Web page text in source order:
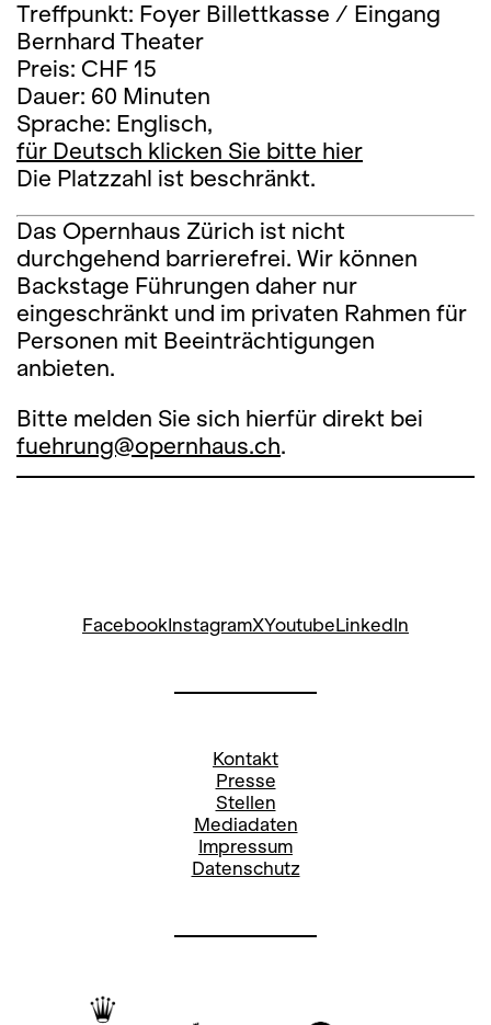
Treffpunkt: Foyer Billettkasse / Eingang
Bernhard Theater
Preis: CHF 15
Dauer: 60 Minuten
Sprache: Englisch,
für Deutsch klicken Sie bitte hier
Die Platzzahl ist beschränkt.
Das Opernhaus Zürich ist nicht
durchgehend barrierefrei. Wir können
Backstage Führungen daher nur
eingeschränkt und im privaten Rahmen für
Personen mit Beeinträchtigungen
anbieten.
Bitte melden Sie sich hierfür direkt bei
fuehrung@opernhaus.ch.
FacebookInstagramXYoutubeLinkedIn
Kontakt
Presse
Stellen
Mediadaten
Impressum
Datenschutz